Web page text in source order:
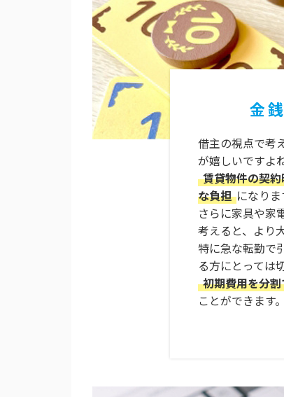
金
借主の視点で考
が嬉しいですよ
賃貸物件の契
な負担 になりま
さらに家具や家
考えると、より
特に急な転勤で
る方にとっては
初期費用を分
ことができます。